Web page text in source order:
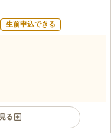
生前申込できる
る